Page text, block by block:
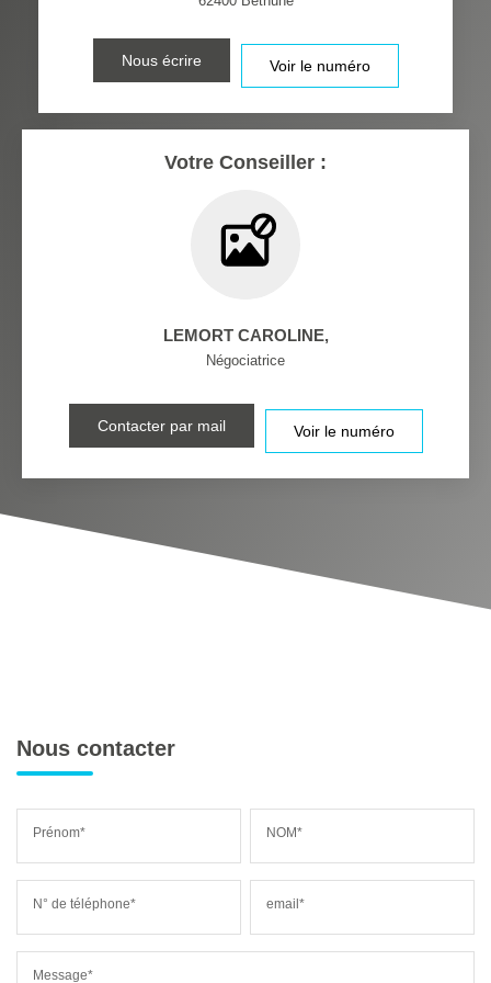
COMMERCES
Nous écrire Voir le numéro
Votre Conseiller :
LEMORT CAROLINE,
Négociatrice
Contacter par mail Voir le numéro
Nous contacter
Prénom* NOM*
N° de téléphone* email*
Message*